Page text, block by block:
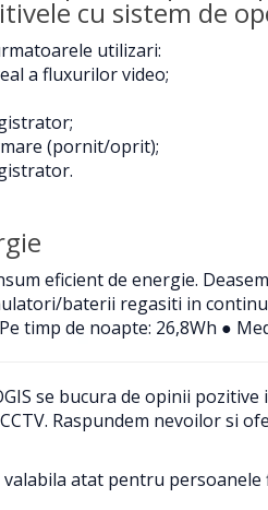
cu sistem de
utilizari:
a fluxurilor video;
(pornit/oprit);
eficient de energie.
baterii regasiti in
timp de noapte: 26,8Wh ●
se bucura de opinii
Raspundem nevoilor si
atat pentru